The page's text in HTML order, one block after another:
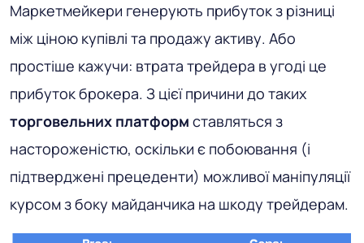
Маркетмейкери генерують прибуток з різниці
між ціною купівлі та продажу активу. Або
простіше кажучи: втрата трейдера в угоді це
прибуток брокера. З цієї причини до таких
торговельних платформ ставляться з
настороженістю, оскільки є побоювання (і
підтверджені прецеденти) можливої ​​маніпуляції
курсом з боку майданчика на шкоду трейдерам.